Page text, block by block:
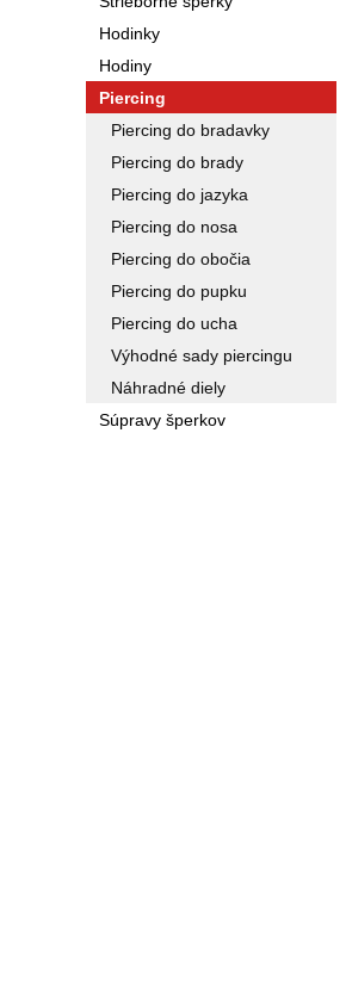
Hodinky
Hodiny
Piercing
Piercing do bradavky
Piercing do brady
Piercing do jazyka
Piercing do nosa
Piercing do obočia
Piercing do pupku
Piercing do ucha
Výhodné sady piercingu
Náhradné diely
Súpravy šperkov